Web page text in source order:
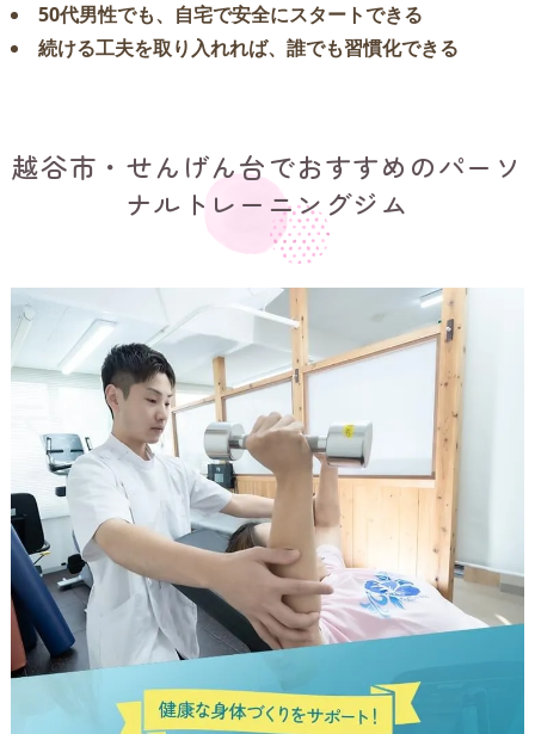
50代男性でも、自宅で安全にスタートできる
続ける工夫を取り入れれば、誰でも習慣化できる
越谷市・せんげん台でおすすめのパーソ
ナルトレーニングジム